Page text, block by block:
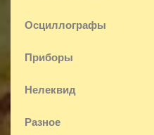
Осциллографы
Приборы
Нелеквид
Разное